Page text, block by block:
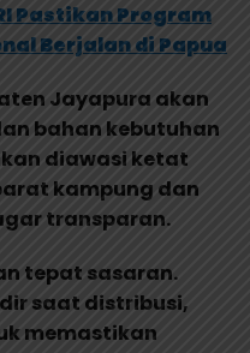
Pastikan Program
Berjalan di Papua
Jayapura akan
bahan kebutuhan
diawasi ketat
kampung dan
transparan.
tepat sasaran.
saat distribusi,
memastikan